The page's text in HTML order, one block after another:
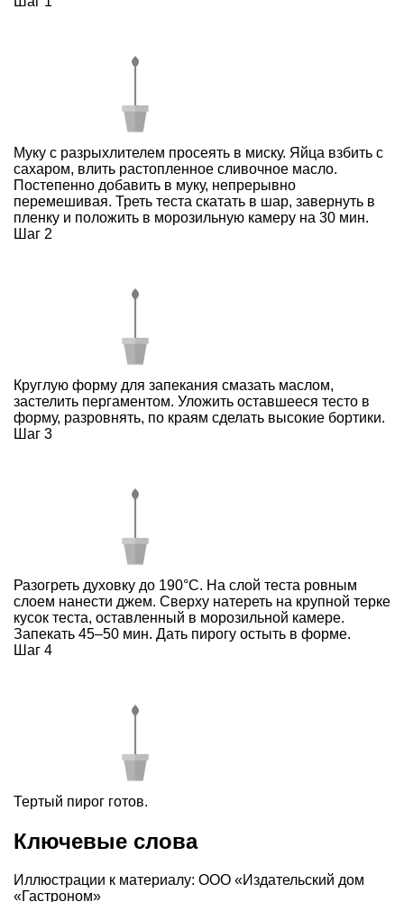
Муку с разрыхлителем просеять в миску. Яйца взбить с
сахаром, влить растопленное сливочное масло.
Постепенно добавить в муку, непрерывно
перемешивая. Треть теста скатать в шар, завернуть в
пленку и положить в морозильную камеру на 30 мин.
Шаг 2
Круглую форму для запекания смазать маслом,
застелить пергаментом. Уложить оставшееся тесто в
форму, разровнять, по краям сделать высокие бортики.
Шаг 3
Разогреть духовку до 190°С. На слой теста ровным
слоем нанести джем. Сверху натереть на крупной терке
кусок теста, оставленный в морозильной камере.
Запекать 45–50 мин. Дать пирогу остыть в форме.
Шаг 4
Тертый пирог готов.
Ключевые слова
Иллюстрации к материалу: ООО «Издательский дом
«Гастроном»